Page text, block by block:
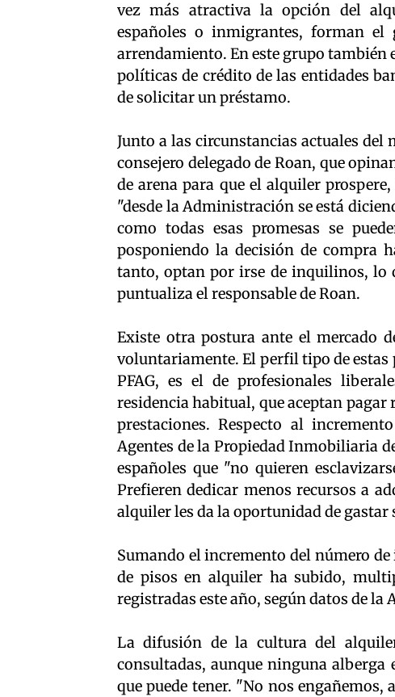
vez más atractiva la opción del
españoles o inmigrantes, forman el
arrendamiento. En este grupo también
políticas de crédito de las entidades
de solicitar un préstamo.
Junto a las circunstancias actuales del
consejero delegado de Roan, que
de arena para que el alquiler
"desde la Administración se está
como todas esas promesas se
posponiendo la decisión de compra
tanto, optan por irse de inquilinos, lo
puntualiza el responsable de Roan.
Existe otra postura ante el mercado
voluntariamente. El perfil tipo de estas
PFAG, es el de profesionales
residencia habitual, que aceptan pagar
prestaciones. Respecto al
Agentes de la Propiedad Inmobiliaria
españoles que "no quieren
Prefieren dedicar menos recursos a
alquiler les da la oportunidad de gastar
Sumando el incremento del número
de pisos en alquiler ha subido,
registradas este año, según datos de
La difusión de la cultura del
consultadas, aunque ninguna alberga
que puede tener. "No nos